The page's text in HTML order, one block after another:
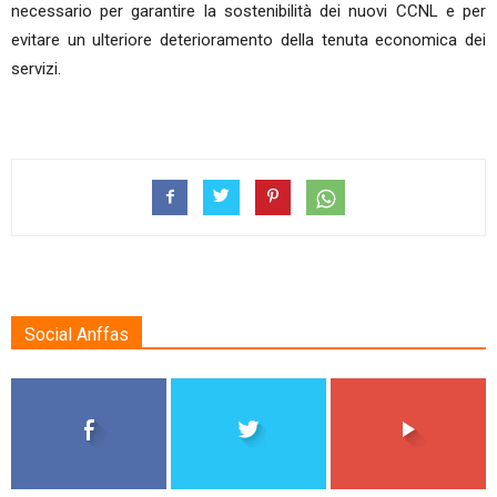
necessario per garantire la sostenibilità dei nuovi CCNL e per
evitare un ulteriore deterioramento della tenuta economica dei
servizi.
Social Anffas